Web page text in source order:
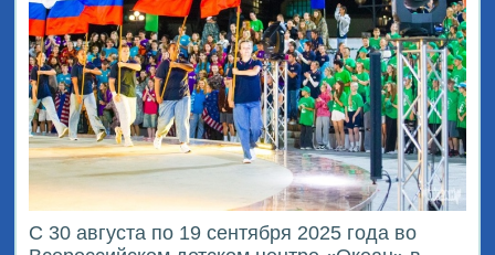
С 30 августа по 19 сентября 2025 года во